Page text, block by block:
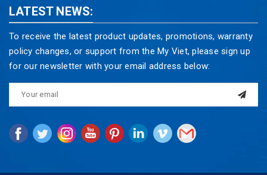
LATEST NEWS:
To receive the latest product updates, promotions, warranty
policy changes, or support from the My Viet, please sign up
for our newsletter with your email address below: